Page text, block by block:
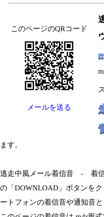
このページのQRコード
メールを送る
ます。
逃走中風メール着信音 - 着信
の「DOWNLOAD」ボタンを
ートフォンの着信音や通知音